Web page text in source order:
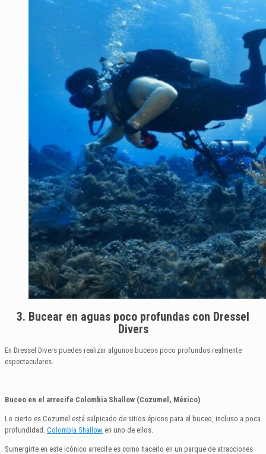
3. Bucear en aguas poco profundas con Dressel
Divers
En Dressel Divers puedes realizar algunos buceos poco profundos realmente
espectaculares.
Buceo en el arrecife Colombia Shallow (Cozumel, México)
Lo cierto es Cozumel está salpicado de sitios épicos para el buceo, incluso a poca
profundidad. Colombia Shallow en uno de ellos.
Sumergirte en este icónico arrecife es como hacerlo en un parque de atracciones